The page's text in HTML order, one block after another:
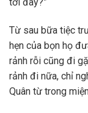
tới đây?”
Từ sau bữa tiệc
hẹn của bọn họ
rảnh rỗi cũng đi
rảnh đi nữa, chỉ
Quân từ trong